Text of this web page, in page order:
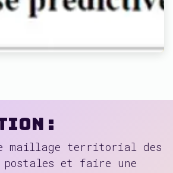
:
maillage territorial des
et faire une